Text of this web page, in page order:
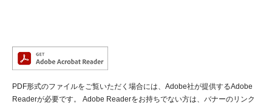
PDF形式のファイルをご覧いただく場合には、Adobe社が提供するAdobe
Readerが必要です。
Adobe Readerをお持ちでない方は、バナーのリンク